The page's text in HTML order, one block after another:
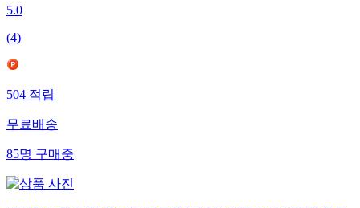
5.0
(4)
504적립
무료배송
85명구매중